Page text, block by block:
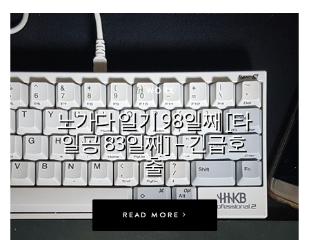
In WORK
노가다 일기 98일째 [타
일공 83일째] – 긴급호
출
READ MORE